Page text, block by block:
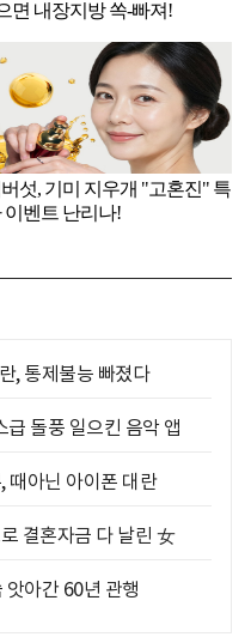
, 통제불능 빠졌다
돌풍 일으킨 음악 앱
아닌 아이폰 대란
결혼자금 다 날린 女
아간 60년 관행